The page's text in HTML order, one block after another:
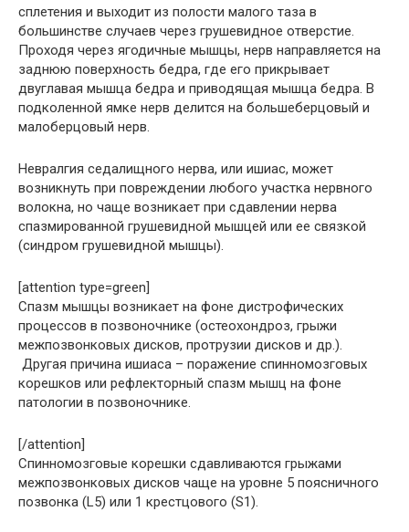
сплетения и выходит из полости малого таза в
большинстве случаев через грушевидное отверстие.
Проходя через ягодичные мышцы, нерв направляется на
заднюю поверхность бедра, где его прикрывает
двуглавая мышца бедра и приводящая мышца бедра. В
подколенной ямке нерв делится на большеберцовый и
малоберцовый нерв.
Невралгия седалищного нерва, или ишиас, может
возникнуть при повреждении любого участка нервного
волокна, но чаще возникает при сдавлении нерва
спазмированной грушевидной мышцей или ее связкой
(синдром грушевидной мышцы).
[attention type=green]
Спазм мышцы возникает на фоне дистрофических
процессов в позвоночнике (остеохондроз, грыжи
межпозвонковых дисков, протрузии дисков и др.).
Другая причина ишиаса – поражение спинномозговых
корешков или рефлекторный спазм мышц на фоне
патологии в позвоночнике.
[/attention]
Спинномозговые корешки сдавливаются грыжами
межпозвонковых дисков чаще на уровне 5 поясничного
позвонка (L5) или 1 крестцового (S1).